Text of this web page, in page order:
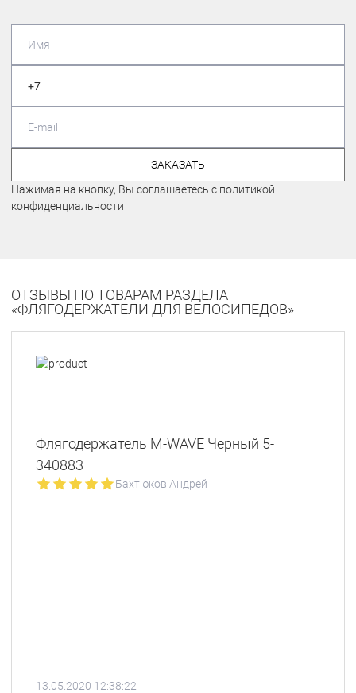
ЗАКАЗАТЬ
Нажимая на кнопку, Вы соглашаетесь с политикой
конфиденциальности
ОТЗЫВЫ ПО ТОВАРАМ РАЗДЕЛА
«ФЛЯГОДЕРЖАТЕЛИ ДЛЯ ВЕЛОСИПЕДОВ»
Флягодержатель M-WAVE Черный 5-
340883
Бахтюков Андрей
13.05.2020 12:38:22